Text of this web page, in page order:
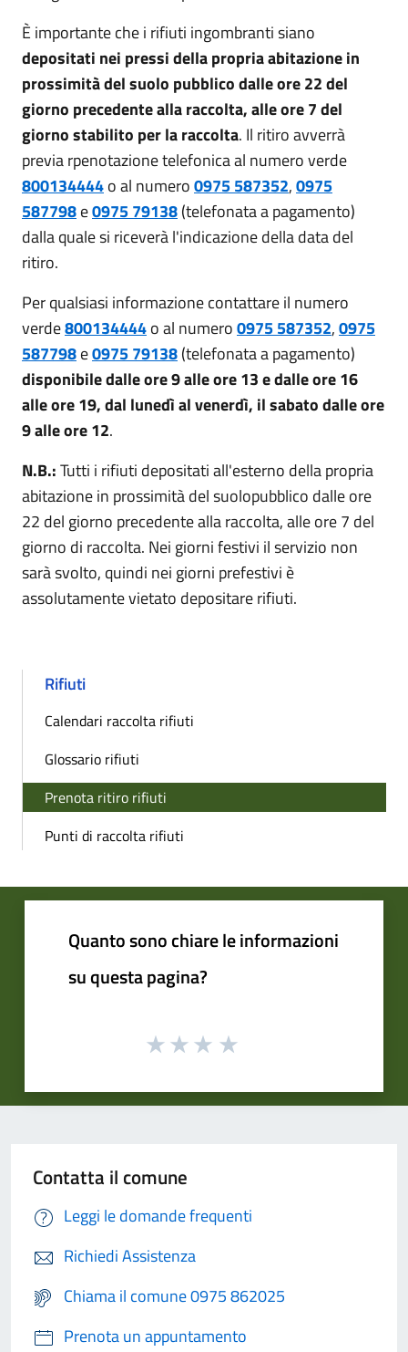
È importante che i rifiuti ingombranti siano
depositati nei pressi della propria abitazione in
prossimità del suolo pubblico dalle ore 22 del
giorno precedente alla raccolta, alle ore 7 del
giorno stabilito per la raccolta. Il ritiro avverrà
previa rpenotazione telefonica al numero verde
800134444o al numero0975 587352,0975
587798e0975 79138(telefonata a pagamento)
dalla quale si riceverà l'indicazione della data del
ritiro.
Per qualsiasi informazione contattare il numero
verde800134444o al numero0975 587352,0975
587798e0975 79138(telefonata a pagamento)
disponibile dalle ore 9 alle ore 13 e dalle ore 16
alle ore 19, dal lunedì al venerdì, il sabato dalle ore
9 alle ore 12.
N.B.:Tutti i rifiuti depositati all'esterno della propria
abitazione in prossimità del suolopubblico dalle ore
22 del giorno precedente alla raccolta, alle ore 7 del
giorno di raccolta. Nei giorni festivi il servizio non
sarà svolto, quindi nei giorni prefestivi è
assolutamente vietato depositare rifiuti.
Rifiuti
Calendari raccolta rifiuti
Glossario rifiuti
Prenota ritiro rifiuti
Punti di raccolta rifiuti
Quanto sono chiare le informazioni
su questa pagina?
Contatta il comune
Leggi le domande frequenti
Richiedi Assistenza
Chiama il comune 0975 862025
Prenota un appuntamento